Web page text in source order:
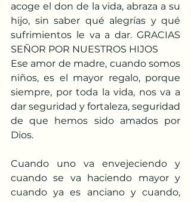
acoge el don de la vida, abraza a su
hijo, sin saber qué alegrías y qué
sufrimientos le va a dar. GRACIAS
SEÑOR POR NUESTROS HIJOS
Ese amor de madre, cuando somos
niños, es el mayor regalo, porque
siempre, por toda la vida, nos va a
dar seguridad y fortaleza, seguridad
de que hemos sido amados por
Dios.
Cuando uno va envejeciendo y
cuando se va haciendo mayor y
cuando ya es anciano y cuando,